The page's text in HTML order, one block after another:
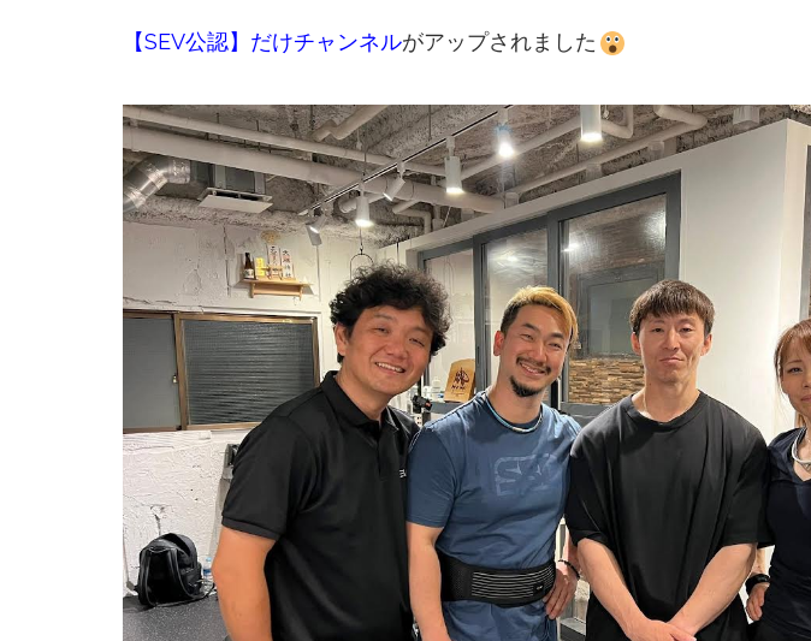
【SEV公認】だけチャンネルがアップされました